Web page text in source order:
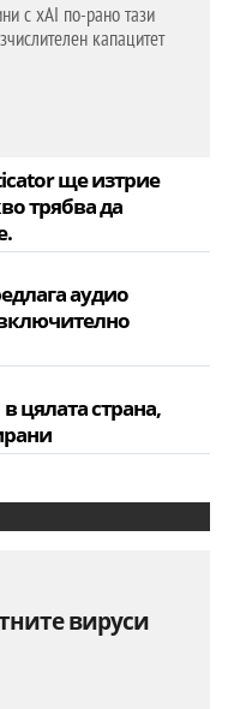
с xAI по-рано тази
капацитет
ще изтрие
трябва да
аудио
цялата страна,
вируси